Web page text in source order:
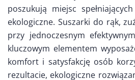
poszukują miejsc
ekologiczne. Suszarki do rąk,
przy jednoczesnym
kluczowym elementem
komfort i satysfakcję osób
rezultacie, ekologiczne